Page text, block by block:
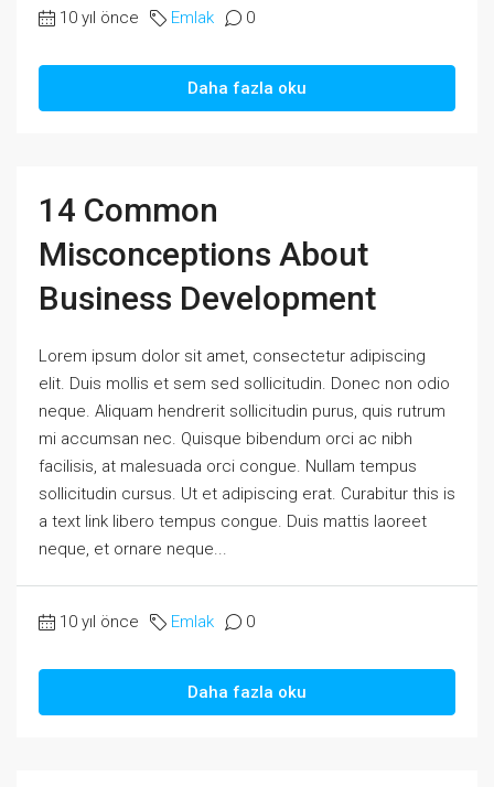
10 yıl önce Emlak 0
Daha fazla oku
14 Common
Misconceptions About
Business Development
Lorem ipsum dolor sit amet, consectetur adipiscing
elit. Duis mollis et sem sed sollicitudin. Donec non odio
neque. Aliquam hendrerit sollicitudin purus, quis rutrum
mi accumsan nec. Quisque bibendum orci ac nibh
facilisis, at malesuada orci congue. Nullam tempus
sollicitudin cursus. Ut et adipiscing erat. Curabitur this is
a text link libero tempus congue. Duis mattis laoreet
neque, et ornare neque...
10 yıl önce Emlak 0
Daha fazla oku